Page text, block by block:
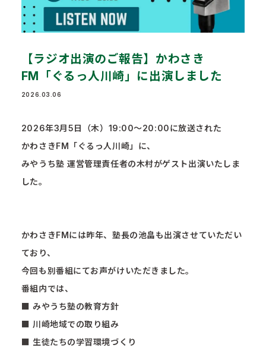
【ラジオ出演のご報告】かわさき
FM「ぐるっ人川崎」に出演しました
2026.03.06
2026年3月5日（木）19:00〜20:00に放送された
かわさきFM「ぐるっ人川崎」に、
みやうち塾 運営管理責任者の木村がゲスト出演いたしま
した。
かわさきFMには昨年、塾長の池畠も出演させていただい
ており、
今回も別番組にてお声がけいただきました。
番組内では、
■ みやうち塾の教育方針
■ 川崎地域での取り組み
■ 生徒たちの学習環境づくり